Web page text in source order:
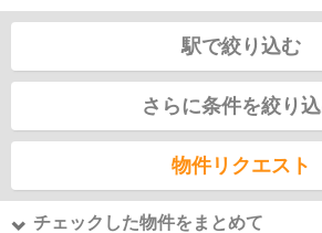
駅で絞り込む
さらに条件を絞り
物件リクエスト
チェックした物件をまとめて